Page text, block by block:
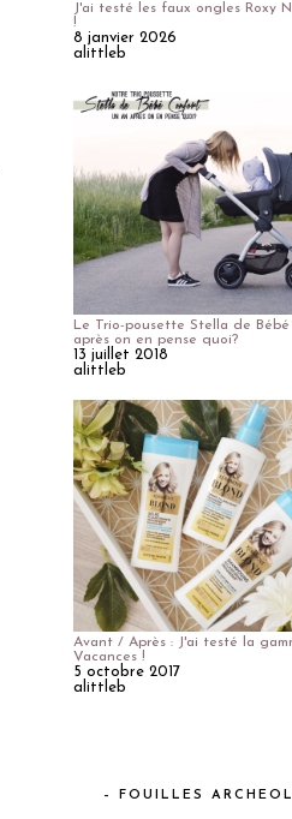
J'ai testé les faux ongles Roxy
!
8 janvier 2026
alittleb
Le Trio-pousette Stella de
après on en pense quoi?
13 juillet 2018
alittleb
Avant / Après : J'ai testé la
Vacances !
5 octobre 2017
alittleb
– FOUILLES